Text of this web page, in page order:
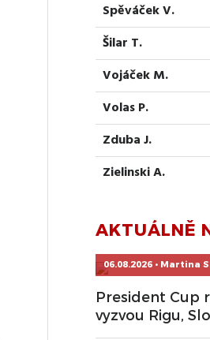
Spěváček V.
Šilar T.
Vojáček M.
Volas P.
Zduba J.
Zielinski A.
AKTUÁLNĚ
06.08.2026 • Martina
President Cup
vyzvou Rigu,